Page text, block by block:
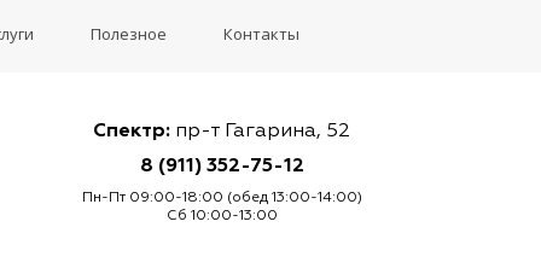
Полезное Контакты
Спектр: пр-т Гагарина, 52
8 (911) 352-75-12
Пн-Пт 09:00-18:00 (обед 13:00-14:00)
Сб 10:00-13:00